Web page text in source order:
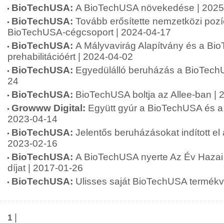
BioTechUSA: A BioTechUSA növekedése |
BioTechUSA: Tovább erősítette nemzetközi
BioTechUSA-cégcsoport | 2024-04-17
BioTechUSA: A Mályvavirág Alapítvány és a
prehabilitációért | 2024-04-02
BioTechUSA: Egyedülálló beruházás a
24
BioTechUSA: BioTechUSA boltja az Allee-ban |
Growww Digital: Együtt gyúr a BioTechUSA és
2023-04-14
BioTechUSA: Jelentős beruházásokat indított el
2023-02-16
BioTechUSA: A BioTechUSA nyerte Az Év
díjat | 2017-01-26
BioTechUSA: Ulisses saját BioTechUSA
1